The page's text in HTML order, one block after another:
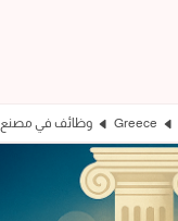
Greece وظائف في مصنع Vivartia- فرص عمل في اثينا